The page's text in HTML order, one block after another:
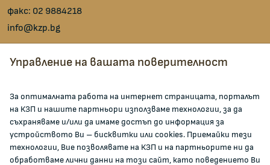
факс: 02 9884218
info@kzp.bg
Всички контакти
ЗА КОМИСИЯТА
За КЗП
Управление на вашата поверителност
За оптималната работа на интернет страницата, порталът
на КЗП и нашите партньори използваме технологии, за да
съхраняваме и/или да имаме достъп до информация за
устройството Ви – бисквитки или cookies. Приемайки тези
технологии, Вие позволявате на КЗП и на партньорите ни да
обработваме лични данни на този сайт, като поведението Ви